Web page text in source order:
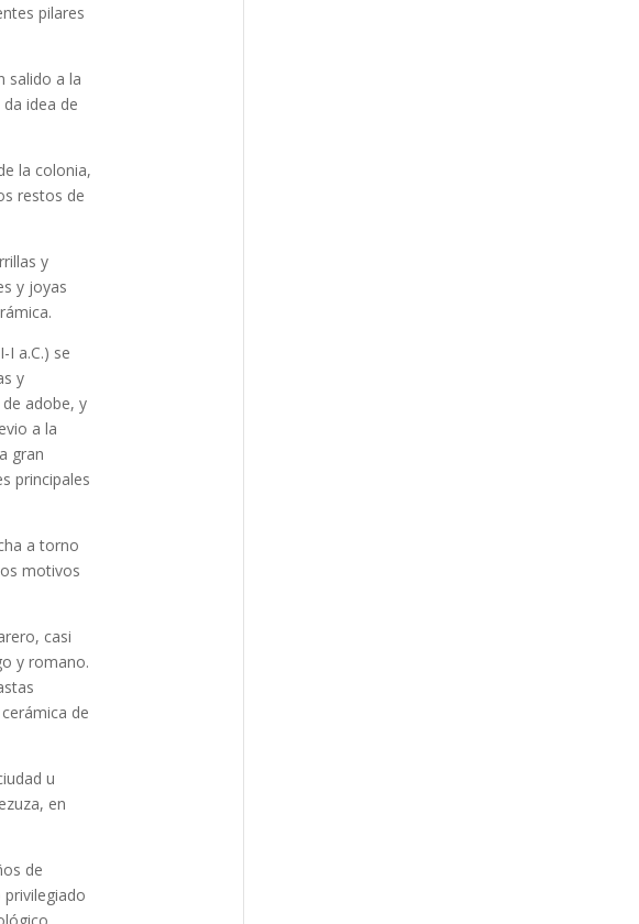
pilares
salido a la
idea de
la colonia,
restos de
y
y joyas
I a.C.) se
y
adobe, y
a la
gran
principales
a torno
motivos
casi
y romano.
de
u
en
de